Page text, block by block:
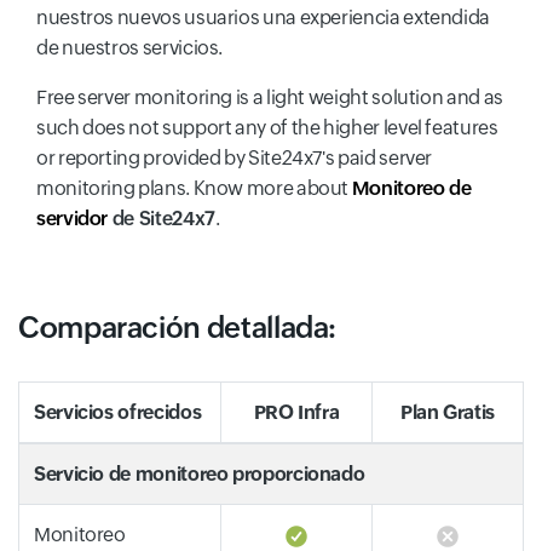
nuestros nuevos usuarios una experiencia extendida
de nuestros servicios.
Free server monitoring is a light weight solution and as
such does not support any of the higher level features
or reporting provided by Site24x7's paid server
monitoring plans. Know more about Monitoreo de
servidor de Site24x7.
Comparación detallada:
Servicios ofrecidos PRO Infra Plan Gratis
Servicio de monitoreo proporcionado
Monitoreo